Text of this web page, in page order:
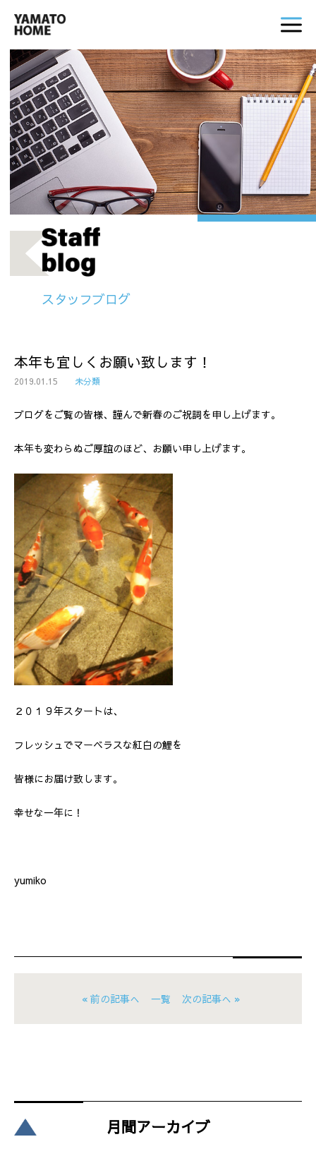
スタッフブログ
本年も宜しくお願い致します！
2019.01.15 未分類
ブログをご覧の皆様、謹んで新春のご祝詞を申し上げます。
本年も変わらぬご厚誼のほど、お願い申し上げます。
２０１９年スタートは、
フレッシュでマーベラスな紅白の鯉を
皆様にお届け致します。
幸せな一年に！
yumiko
« 前の記事へ 一覧 次の記事へ »
月間アーカイブ